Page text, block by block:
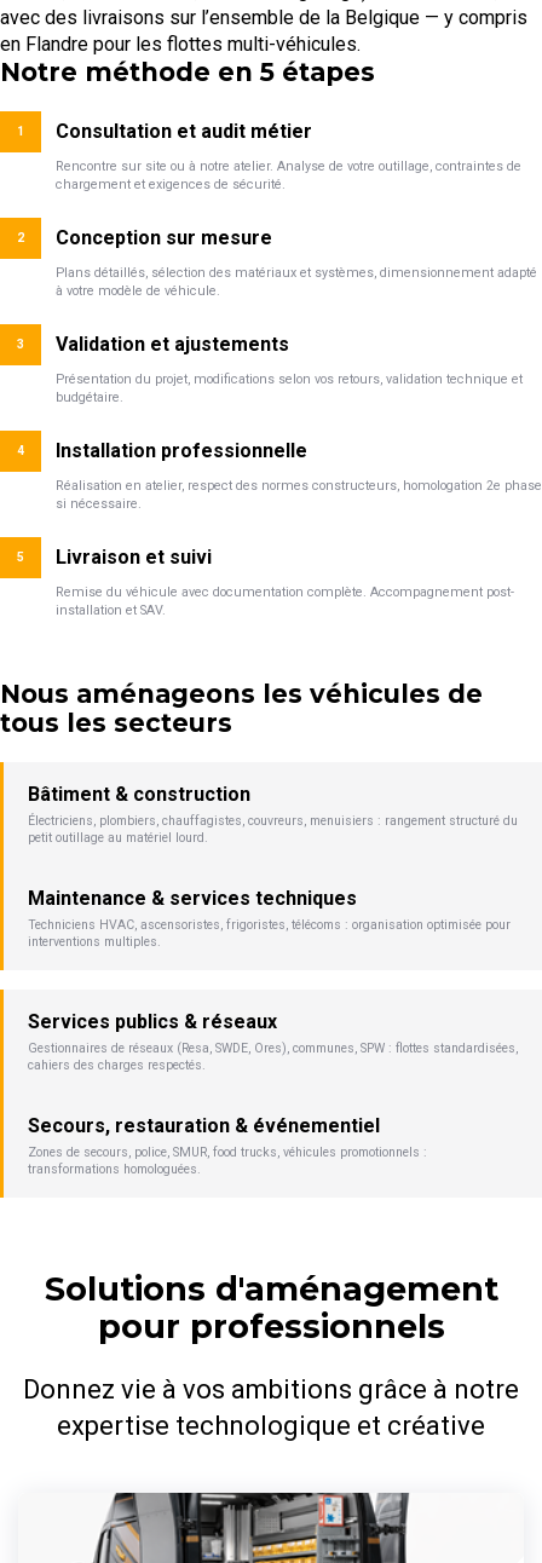
avec des livraisons sur l’ensemble de la Belgique — y compris
en Flandre pour les flottes multi-véhicules.
Notre méthode en 5 étapes
1 Consultation et audit métier
Rencontre sur site ou à notre atelier. Analyse de votre outillage, contraintes de
chargement et exigences de sécurité.
2 Conception sur mesure
Plans détaillés, sélection des matériaux et systèmes, dimensionnement adapté
à votre modèle de véhicule.
3 Validation et ajustements
Présentation du projet, modifications selon vos retours, validation technique et
budgétaire.
4 Installation professionnelle
Réalisation en atelier, respect des normes constructeurs, homologation 2e phase
si nécessaire.
5 Livraison et suivi
Remise du véhicule avec documentation complète. Accompagnement post-
installation et SAV.
Nous aménageons les véhicules de
tous les secteurs
Bâtiment & construction
Électriciens, plombiers, chauffagistes, couvreurs, menuisiers : rangement structuré du
petit outillage au matériel lourd.
Maintenance & services techniques
Techniciens HVAC, ascensoristes, frigoristes, télécoms : organisation optimisée pour
interventions multiples.
Services publics & réseaux
Gestionnaires de réseaux (Resa, SWDE, Ores), communes, SPW : flottes standardisées,
cahiers des charges respectés.
Secours, restauration & événementiel
Zones de secours, police, SMUR, food trucks, véhicules promotionnels :
transformations homologuées.
Solutions d'aménagement
pour professionnels
Donnez vie à vos ambitions grâce à notre
expertise technologique et créative